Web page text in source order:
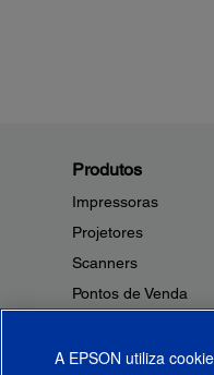
Produtos
Impressoras
Projetores
Scanners
Pontos de Venda
Microdispositivos
A EPSON utiliza